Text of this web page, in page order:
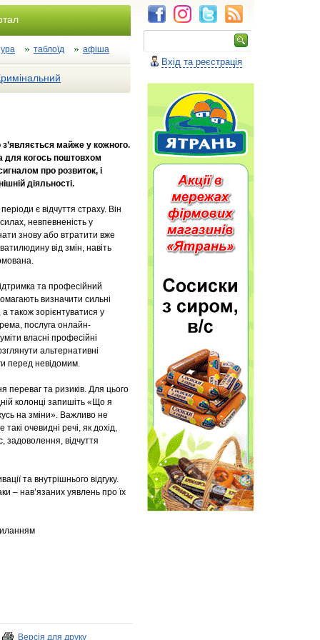
таблоїд афіша
майже у кожного.
для когось поштовхом
про розвиток, і
діяльності.
є відчуття страху. Він
невпевненість у
знову або втратити вже
від змін, навіть
та професійний
визначити сильні
також зорієнтуватися у
послуга онлайн-
власні професійні
альтернативні
перед невідомим.
та ризиків. Для цього
колонці запишіть «Що я
на зміни». Важливо не
очевидні речі, як дохід,
задоволення, відчуття
та внутрішнього відгуку.
– нав’язаних уявлень про їх
Версія для друку
Вхід та реєстрація